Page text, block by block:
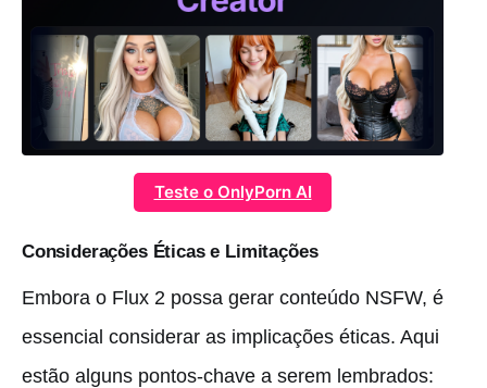
Teste o OnlyPorn AI
Considerações Éticas e Limitações
Embora o Flux 2 possa gerar conteúdo NSFW, é
essencial considerar as implicações éticas. Aqui
estão alguns pontos-chave a serem lembrados: